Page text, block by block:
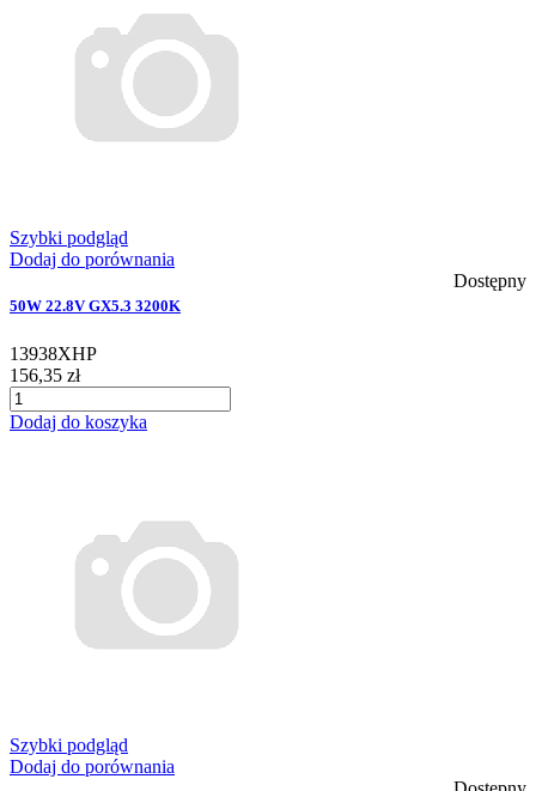
Szybki podgląd
Dodaj do porównania
Dostępny
50W 22.8V GX5.3 3200K
13938XHP
156,35 zł
Dodaj do koszyka
Szybki podgląd
Dodaj do porównania